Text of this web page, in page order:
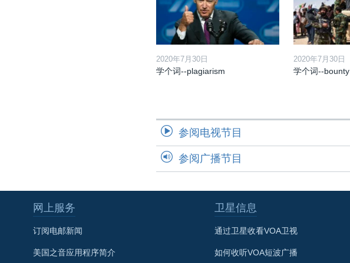
2020年7月30日
学个词--plagiarism
2020年7月30日
学个词--bounty
参阅电视节目
参阅广播节目
网上服务
订阅电邮新闻
美国之音应用程序简介
卫星信息
通过卫星收看VOA卫视
如何收听VOA短波广播